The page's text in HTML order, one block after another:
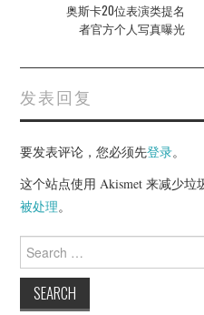
navigation
奥斯卡20位表演类提名
者官方个人写真曝光
发表回复
要发表评论，您必须先登录。
这个站点使用 Akismet 来减少垃
被处理。
Search
for: